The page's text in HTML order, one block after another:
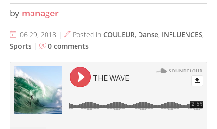
by manager
06 29, 2018 | Posted in COULEUR, Danse, INFLUENCES,
Sports | 0 comments